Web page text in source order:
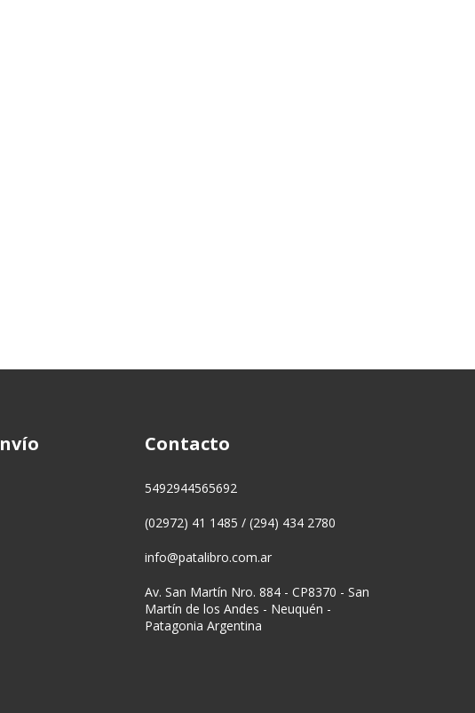
Contacto
5492944565692
(02972) 41 1485 / (294) 434 2780
info@patalibro.com.ar
Av. San Martín Nro. 884 - CP8370 - San
Martín de los Andes - Neuquén -
Patagonia Argentina